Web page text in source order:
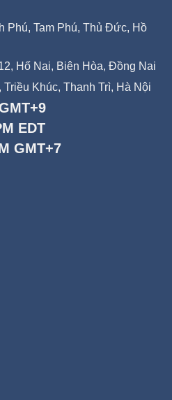
Phú, Tam Phú, Thủ Đức, Hồ
Hố Nai, Biên Hòa, Đồng Nai
Triều Khúc, Thanh Trì, Hà Nội
EDT
GMT+7